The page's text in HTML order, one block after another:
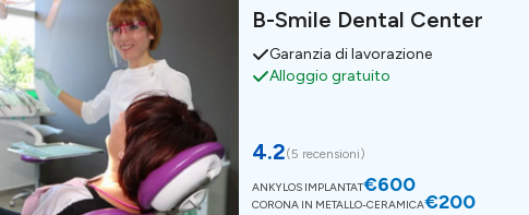
B-Smile Dental Center
Garanzia di lavorazione
Alloggio gratuito
4.2(5 recensioni)
ANKYLOS IMPLANTAT€600
CORONA IN METALLO-CERAMICA€200